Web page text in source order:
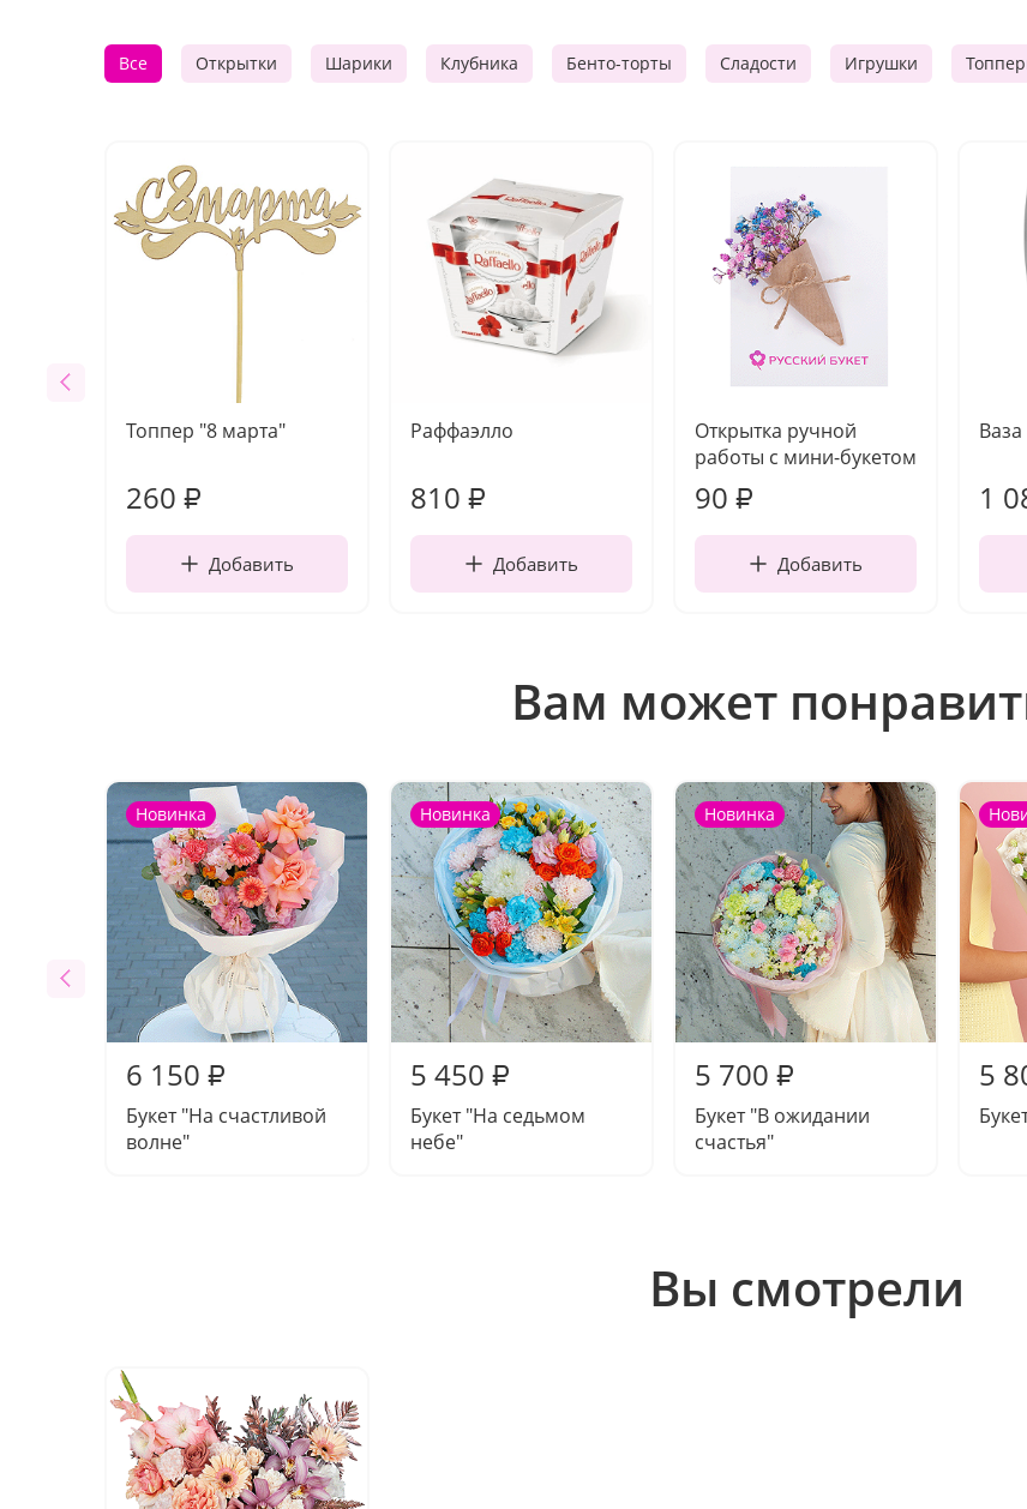
Все Открытки Шарики Клубника Бенто-торты Сладости Игрушки
Топпер "8 марта"
260 ₽
Добавить
Раффаэлло
810 ₽
Добавить
Открытка ручной
работы с мини-букетом
90 ₽
Добавить
1
Вам может
Новинка
6 150 ₽
Букет "На счастливой
волне"
Новинка
5 450 ₽
Букет "На седьмом
небе"
Новинка
5 700 ₽
Букет "В ожидании
счастья"
5
Вы смотрели